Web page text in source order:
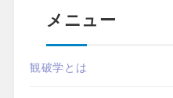
メニュー
観破学とは